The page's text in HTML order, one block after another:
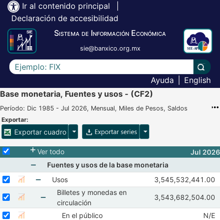
Ir al contenido principal
Declaración de accesibilidad
Sistema de Información Económica
sie@banxico.org.mx
Escriba el texto a buscar
Ayuda
English
Base monetaria, Fuentes y usos - (CF2)
Período: Dic 1985 - Jul 2026, Mensual, Miles de Pesos, Saldos
Exportar:
Exportar cuadro Opciones para exportar cuadroOpciones para exportar
Selecciona o desmarca todas las series
Ver todo Jul 2026
Mostrar elementos de Fuentes y usos de la base
Fuentes y usos de la base monetaria
Seleccione sus series
Seleccionar serie Usos
Mostrar elementos de Usos
Usos Observaciones de
May 2026Jun
3,545,532,441.00
Seleccione sus series
Seleccionar serie Billetes y monedas en circulación
Mostrar gráfica de la serie Billetes y monedas en circulación
Mostrar elementos de Billetes y monedas en
Billetes y monedas en
circulación
Observaciones de
May 2026Jun
3,543,682,504.00
Seleccionar serie En el público
En el público N/E